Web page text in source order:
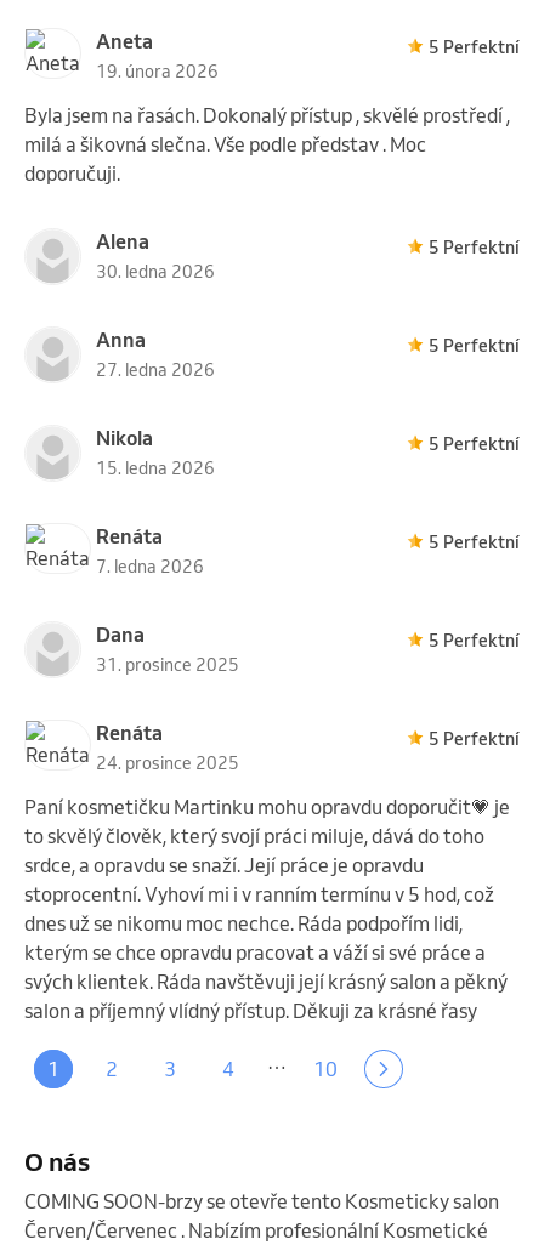
Aneta
19. února 2026
5 Perfektní
Byla jsem na řasách. Dokonalý přístup , skvělé prostředí ,
milá a šikovná slečna. Vše podle představ . Moc
doporučuji.
Alena
30. ledna 2026
5 Perfektní
Anna
27. ledna 2026
5 Perfektní
Nikola
15. ledna 2026
5 Perfektní
Renáta
7. ledna 2026
5 Perfektní
Dana
31. prosince 2025
5 Perfektní
Renáta
24. prosince 2025
5 Perfektní
Paní kosmetičku Martinku mohu opravdu doporučit💗 je
to skvělý člověk, který svojí práci miluje, dává do toho
srdce, a opravdu se snaží. Její práce je opravdu
stoprocentní. Vyhoví mi i v ranním termínu v 5 hod, což
dnes už se nikomu moc nechce. Ráda podpořím lidi,
kterým se chce opravdu pracovat a váží si své práce a
svých klientek. Ráda navštěvuji její krásný salon a pěkný
salon a příjemný vlídný přístup. Děkuji za krásné řasy
1 2 3 4 … 10
O nás
COMING SOON-brzy se otevře tento Kosmeticky salon
Červen/Červenec . Nabízím profesionální Kosmetické